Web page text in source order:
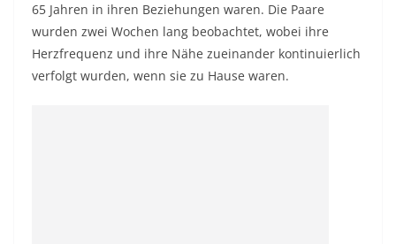
65 Jahren in ihren Beziehungen waren. Die Paare
wurden zwei Wochen lang beobachtet, wobei ihre
Herzfrequenz und ihre Nähe zueinander kontinuierlich
verfolgt wurden, wenn sie zu Hause waren.